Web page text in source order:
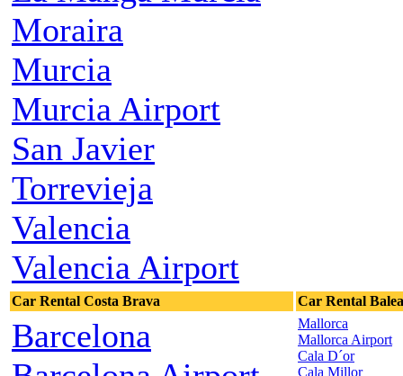
Moraira
Murcia
Murcia Airport
San Javier
Torrevieja
Valencia
Valencia Airport
Car Rental Costa Brava Car Rental
Barcelona
Mallorca
Mallorca Airport
Cala D´or
Cala Millor